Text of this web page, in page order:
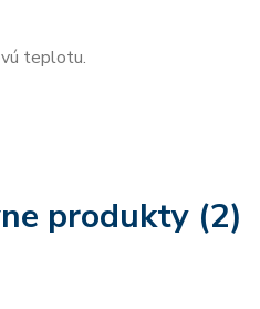
teplotu.
produkty (2)